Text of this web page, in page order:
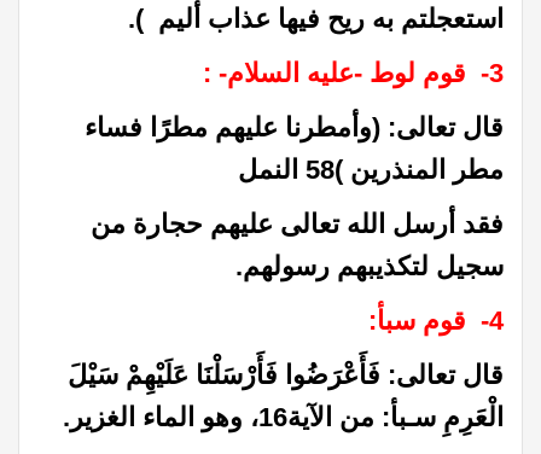
استعجلتم به ريح فيها عذاب أليم ).
3- قوم لوط -عليه السلام- :
قال تعالى: (وأمطرنا عليهم مطرًا فساء
مطر المنذرين )58 النمل
فقد أرسل الله تعالى عليهم حجارة من
سجيل لتكذيبهم رسولهم.
4- قوم سبأ:
قال تعالى: فَأَعْرَضُوا فَأَرْسَلْنَا عَلَيْهِمْ سَيْلَ
الْعَرِمِ سـبأ: من الآية16، وهو الماء الغزير.